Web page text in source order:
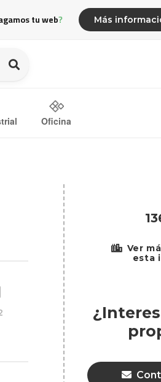
tu web? Más
Oficina
Ver
esta